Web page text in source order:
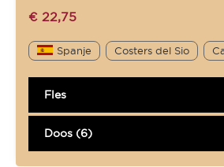
€ 22,75
Spanje Costers del Sio
Fles
Doos (6)